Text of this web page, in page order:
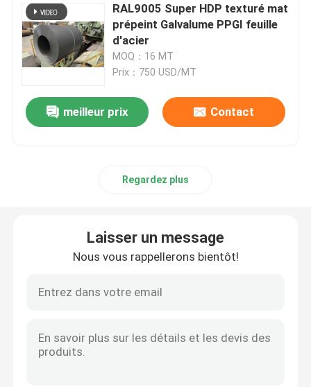
RAL9005 Super HDP texturé mat
prépeint Galvalume PPGI feuille
d'acier
MOQ：16 MT
Prix：750 USD/MT
meilleur prix Contact
Regardez plus
Laisser un message
Nous vous rappellerons bientôt!